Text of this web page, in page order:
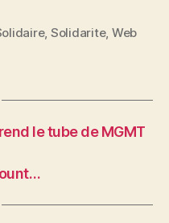
, Solidarite, Web
le tube de MGMT